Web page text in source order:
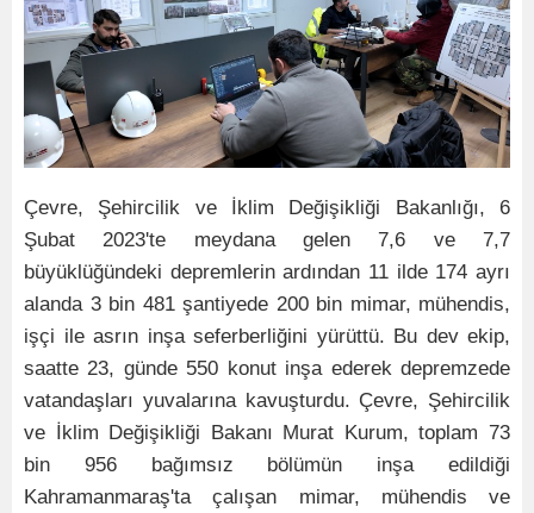
Çevre, Şehircilik ve İklim Değişikliği Bakanlığı, 6
Şubat 2023'te meydana gelen 7,6 ve 7,7
büyüklüğündeki depremlerin ardından 11 ilde 174 ayrı
alanda 3 bin 481 şantiyede 200 bin mimar, mühendis,
işçi ile asrın inşa seferberliğini yürüttü. Bu dev ekip,
saatte 23, günde 550 konut inşa ederek depremzede
vatandaşları yuvalarına kavuşturdu. Çevre, Şehircilik
ve İklim Değişikliği Bakanı Murat Kurum, toplam 73
bin 956 bağımsız bölümün inşa edildiği
Kahramanmaraş'ta çalışan mimar, mühendis ve